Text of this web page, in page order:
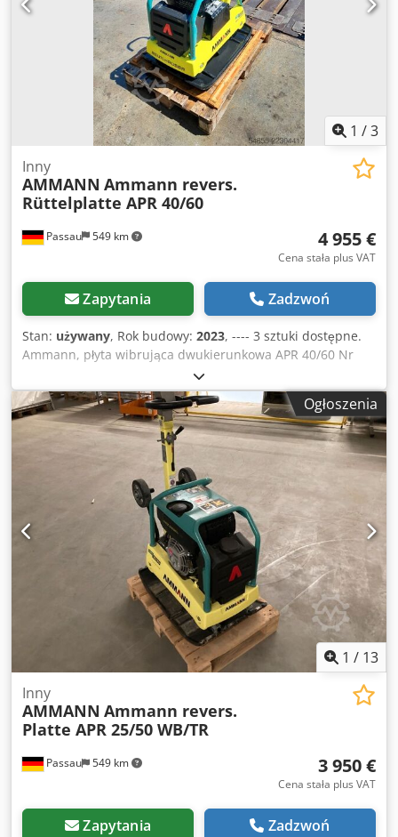
1 /3
Passau 549 km
Inny
AMMANN Ammann revers.
Rüttelplatte APR 40/60
4 955 €
Cena stała plus VAT
Zapytania Zadzwoń
Stan: używany, Rok budowy: 2023, ---- 3 sztuki dostępne.
Ammann, płyta wibrująca dwukierunkowa APR 40/60 Nr
kat.: 100563147 Rok produkcji: 2023 Ammann, płyta
wibrująca dwukierunkowa APR 40/60 Nr kat.: 100563148
Rok produkcji: 2023 Dane: Silnik: Hatz / silnik Diesla Masa
maszyny: 284 kg Szerokość robocza: 600 mm Cjdpfx
Aezkzzbektsha
Ogłoszenia
1 / 13
Passau 549 km
Inny
AMMANN Ammann revers.
Platte APR 25/50 WB/TR
3 950 €
Cena stała plus VAT
Zapytania Zadzwoń